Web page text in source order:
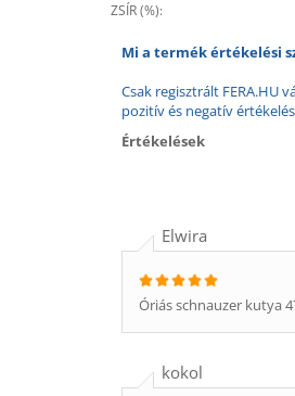
ZSÍR (%):
Mi a termék értékelési
Csak regisztrált FERA.HU
pozitív és negatív
Értékelések
Elwira
Óriás schnauzer kutya
kokol